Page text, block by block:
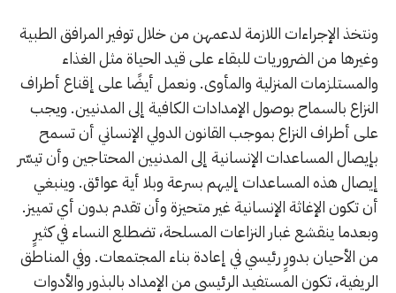
ونتخذ الإجراءات اللازمة لدعمهن من خلال توفير المرافق الطبية
وغيرها من الضروريات للبقاء على قيد الحياة مثل الغذاء
والمستلزمات المنزلية والمأوى. ونعمل أيضًا على إقناع أطراف
النزاع بالسماح بوصول الإمدادات الكافية إلى المدنيين. ويجب
على أطراف النزاع بموجب القانون الدولي الإنساني أن تسمح
بإيصال المساعدات الإنسانية إلى المدنيين المحتاجين وأن تيسّر
إيصال هذه المساعدات إليهم بسرعة وبلا أية عوائق. وينبغي
أن تكون الإغاثة الإنسانية غير متحيزة وأن تقدم بدون أي تمييز.
وبعدما ينقشع غبار النزاعات المسلحة، تضطلع النساء في كثيرٍ
من الأحيان بدورٍ رئيسي في إعادة بناء المجتمعات. وفي المناطق
الريفية، تكون المستفيد الرئيسي من الإمداد بالبذور والأدوات